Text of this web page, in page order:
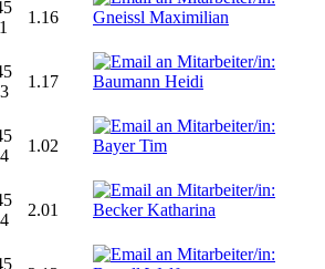
1.16
1.17
1.02
2.01